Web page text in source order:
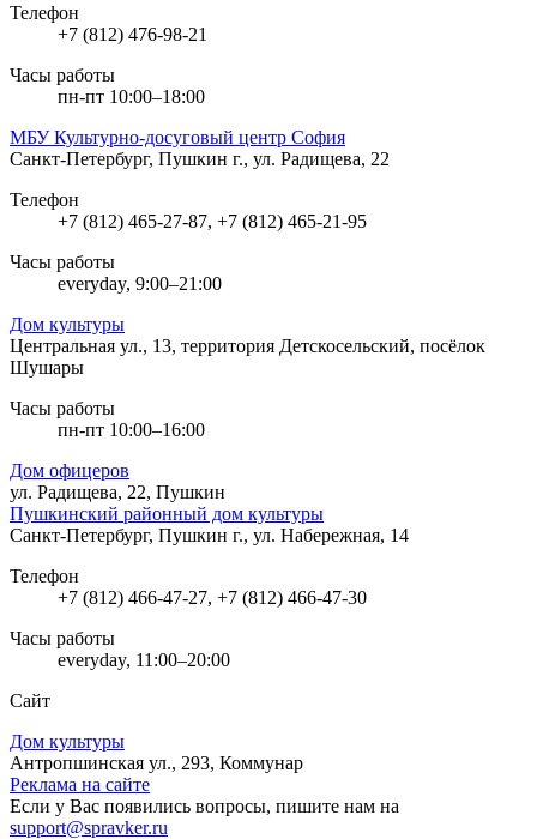
Телефон
+7 (812) 476-98-21
Часы работы
пн-пт 10:00–18:00
МБУ Культурно-досуговый центр София
Санкт-Петербург, Пушкин г., ул. Радищева, 22
Телефон
+7 (812) 465-27-87, +7 (812) 465-21-95
Часы работы
everyday, 9:00–21:00
Дом культуры
Центральная ул., 13, территория Детскосельский, посёлок
Шушары
Часы работы
пн-пт 10:00–16:00
Дом офицеров
ул. Радищева, 22, Пушкин
Пушкинский районный дом культуры
Санкт-Петербург, Пушкин г., ул. Набережная, 14
Телефон
+7 (812) 466-47-27, +7 (812) 466-47-30
Часы работы
everyday, 11:00–20:00
Сайт
Дом культуры
Антропшинская ул., 293, Коммунар
Реклама на сайте
Если у Вас появились вопросы, пишите нам на
support@spravker.ru